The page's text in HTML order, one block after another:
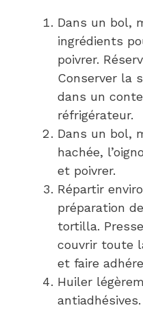
Dans un bol,
ingrédients
poivrer.
Conserver la
dans un
réfrigérateur.
Dans un bol,
hachée,
et poivrer.
Répartir
préparation
tortilla.
couvrir toute
et faire
Huiler